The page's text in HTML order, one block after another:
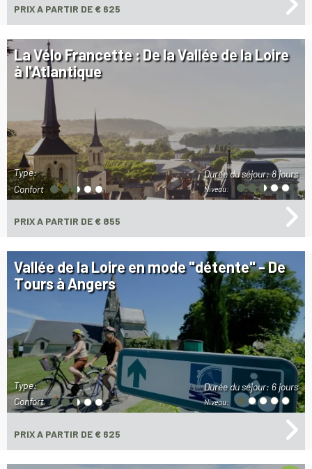
PRIXA PARTIR DE € 625
La Vélo Francette : De la Vallée de la Loire
à l'Atlantique
Durée du séjour:8 jours
Niveau:
Type:
Confort
PRIXA PARTIR DE € 855
Vallée de la Loire en mode "détente" - De
Tours à Angers
Durée du séjour: 6 jours
Niveau:
Type:
Confort
PRIXA PARTIR DE € 625